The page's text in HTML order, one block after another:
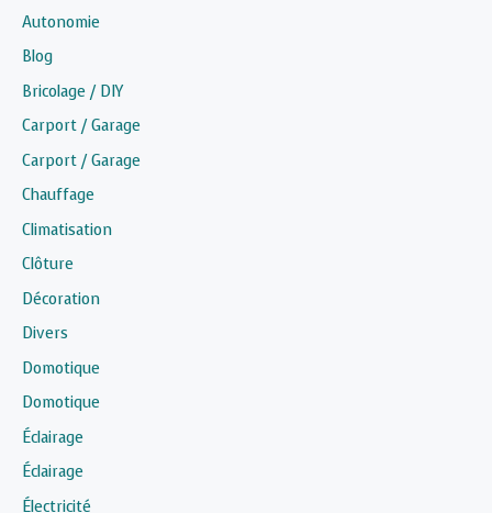
Autonomie
Blog
Bricolage / DIY
Carport / Garage
Carport / Garage
Chauffage
Climatisation
Clôture
Décoration
Divers
Domotique
Domotique
Éclairage
Éclairage
Électricité